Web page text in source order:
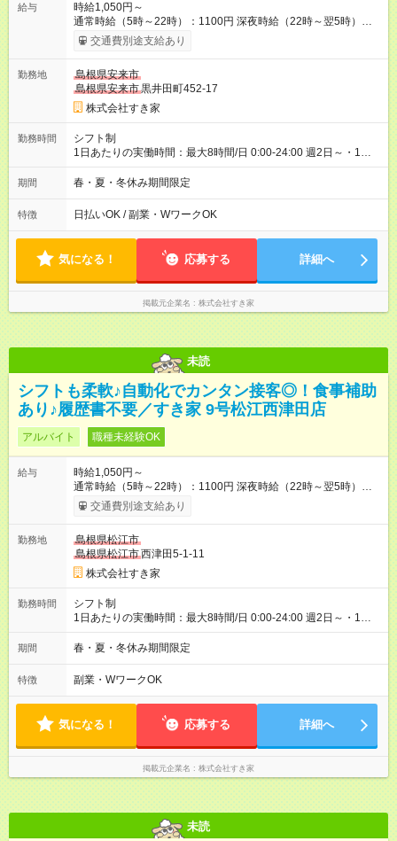
給与
時給1,050円～
通常時給（5時～22時）：1100円 深夜時給（22時～翌5時）：
1375円 高校生時給：1050円 【特別手当】早朝手当（5：00-9：
00）時給+150円 【試用期間】試用期間あり 試用期間の長さ：1
30日（※条件変更なし）ですが、切り上げで一ヶ月とさせてい
ただきます。 研修制度あり：15時間(研修中も同時給）
交通費別途支給あり
勤務地
島根県安来市
島根県安来市黒井田町452-17
株式会社すき家
勤務時間
シフト制
1日あたりの実働時間：最大8時間/日 0:00-24:00 週2日～・1日
2h～OK ＜シフト例＞ 〇朝帯 5:00-9:00 〇昼帯 9:00-14:00 〇午
後帯 14:00-18:00 〇夜帯 18:00-22:00 〇深夜帯 22:00-翌5:00 基
ます♪
期間 春・夏・冬休み期間限定
特徴 日払いOK / 副業・WワークOK
気になる！ 応募する 詳細へ
掲載元企業名 株式会社すき家
未読
シフトも柔軟♪自動化でカンタン接客◎！食事補助
あり♪履歴書不要／すき家 9号松江西津田店
アルバイト 職種未経験OK
給与
時給1,050円～
通常時給（5時～22時）：1100円 深夜時給（22時～翌5時）：
1375円 高校生時給：1050円 【特別手当】早朝手当（5：00-9：
00）時給+150円 【試用期間】試用期間あり 試用期間の長さ：1
30日（※条件変更なし）ですが、切り上げで一ヶ月とさせてい
ただきます。 研修制度あり：15時間(研修中も同時給）
交通費別途支給あり
勤務地
島根県松江市
島根県松江市西津田5-1-11
株式会社すき家
勤務時間
シフト制
1日あたりの実働時間：最大8時間/日 0:00-24:00 週2日～・1日
2h～OK ＜シフト例＞ 〇朝帯 5:00-9:00 〇昼帯 9:00-14:00 〇午
後帯 14:00-18:00 〇夜帯 18:00-22:00 〇深夜帯 22:00-翌5:00 基
ます♪
期間 春・夏・冬休み期間限定
特徴 副業・WワークOK
気になる！ 応募する 詳細へ
掲載元企業名 株式会社すき家
未読